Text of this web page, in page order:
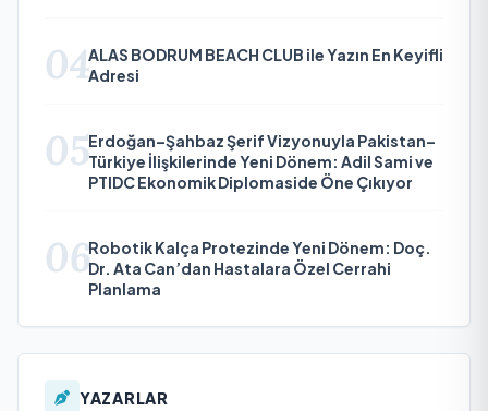
04ALAS BODRUM BEACH CLUB ile Yazın En Keyifli
Adresi
05Erdoğan–Şahbaz Şerif Vizyonuyla Pakistan–
Türkiye İlişkilerinde Yeni Dönem: Adil Sami ve
PTIDC Ekonomik Diplomaside Öne Çıkıyor
06Robotik Kalça Protezinde Yeni Dönem: Doç.
Dr. Ata Can’dan Hastalara Özel Cerrahi
Planlama
YAZARLAR